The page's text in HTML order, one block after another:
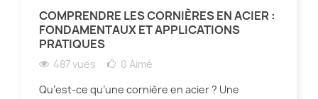
COMPRENDRE LES CORNIÈRES EN ACIER :
FONDAMENTAUX ET APPLICATIONS
PRATIQUES
487 vues 0 Aimé
Qu’est-ce qu’une cornière en acier ? Une